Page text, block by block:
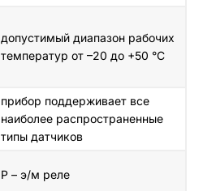
допустимый диапазон рабочих
температур от –20 до +50 °С
прибор поддерживает все
наиболее распространенные
типы датчиков
Р – э/м реле